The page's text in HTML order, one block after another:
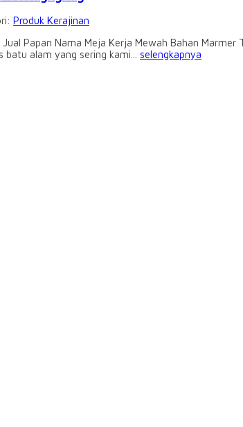
Produk Kerajinan
Papan Nama Meja Kerja Mewah Bahan
alam yang sering kami... selengkapnya